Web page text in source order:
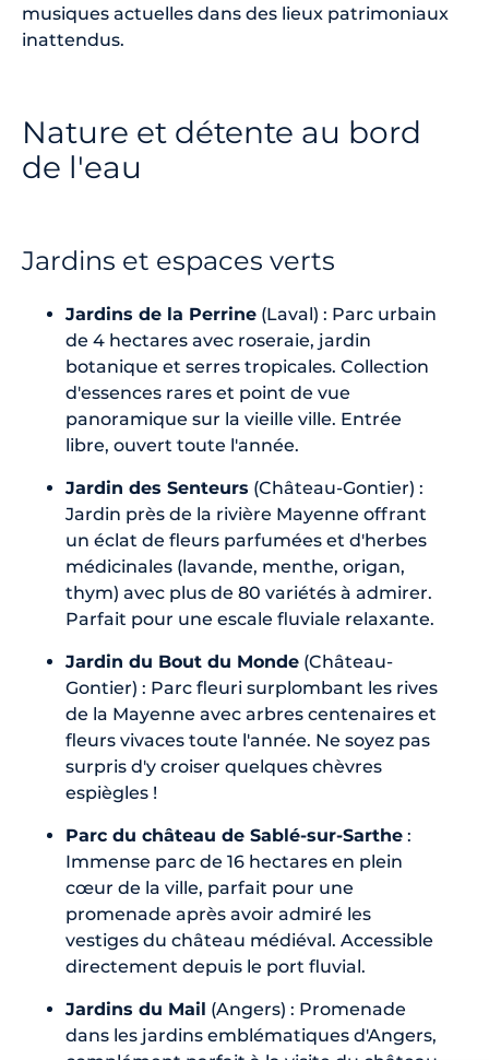
musiques actuelles dans des lieux patrimoniaux
inattendus.
Nature et détente au bord
de l'eau
Jardins et espaces verts
Jardins de la Perrine (Laval) : Parc urbain
de 4 hectares avec roseraie, jardin
botanique et serres tropicales. Collection
d'essences rares et point de vue
panoramique sur la vieille ville. Entrée
libre, ouvert toute l'année.
Jardin des Senteurs (Château-Gontier) :
Jardin près de la rivière Mayenne offrant
un éclat de fleurs parfumées et d'herbes
médicinales (lavande, menthe, origan,
thym) avec plus de 80 variétés à admirer.
Parfait pour une escale fluviale relaxante.
Jardin du Bout du Monde (Château-
Gontier) : Parc fleuri surplombant les rives
de la Mayenne avec arbres centenaires et
fleurs vivaces toute l'année. Ne soyez pas
surpris d'y croiser quelques chèvres
espiègles !
Parc du château de Sablé-sur-Sarthe :
Immense parc de 16 hectares en plein
cœur de la ville, parfait pour une
promenade après avoir admiré les
vestiges du château médiéval. Accessible
directement depuis le port fluvial.
Jardins du Mail (Angers) : Promenade
dans les jardins emblématiques d'Angers,